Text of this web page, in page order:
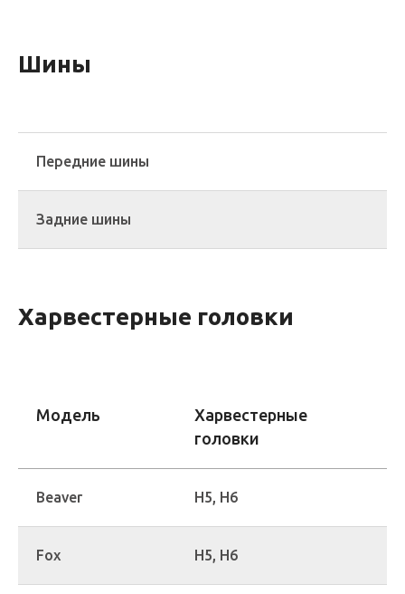
Шины
Передние шины
Задние шины
Харвестерные головки
Модель
Харвестерные
головки
Beaver H5, H6
Fox H5, H6